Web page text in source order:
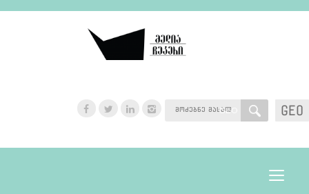
GEO
GEO
Toggle